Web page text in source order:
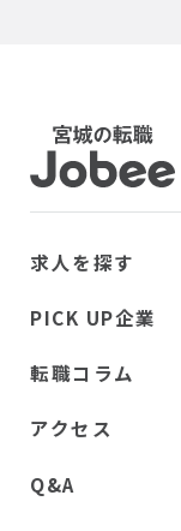
求人を探す
PICK UP企業
転職コラム
アクセス
Q&A